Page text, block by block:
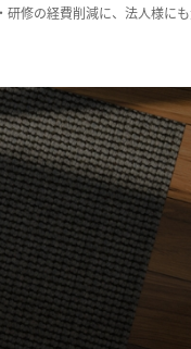
修の経費削減に、法人様に